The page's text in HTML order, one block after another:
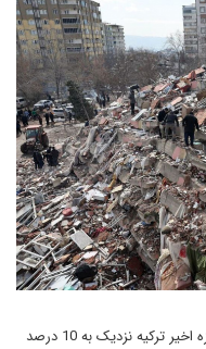
خسارت اقتصادی دو زمین لرزه اخیر ترکیه نزدیک به 10 درصد